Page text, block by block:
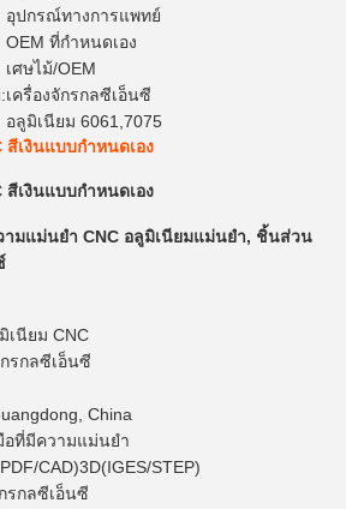
อุปกรณ์ทางการแพทย์
OEM ที่กำหนดเอง
เศษไม้/OEM
เครื่องจักรกลซีเอ็นซี
อลูมิเนียม 6061,7075
สีเงินแบบกำหนดเอง
สีเงินแบบกำหนดเอง
ามแม่นยำ CNC อลูมิเนียมแม่นยำ, ชิ้นส่วน
นียม CNC
รกลซีเอ็นซี
China
อที่มีความแม่นยำ
CAD)3D(IGES/STEP)
รกลซีเอ็นซี